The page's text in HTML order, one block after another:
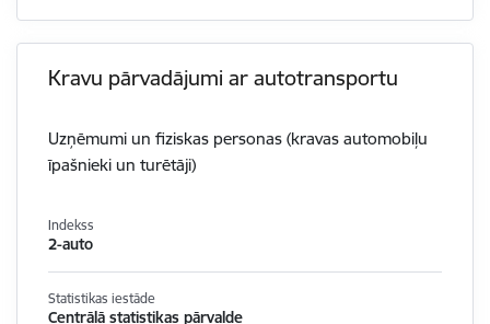
Kravu pārvadājumi ar autotransportu
Uzņēmumi un fiziskas personas (kravas automobiļu
īpašnieki un turētāji)
Indekss
2-auto
Statistikas iestāde
Centrālā statistikas pārvalde